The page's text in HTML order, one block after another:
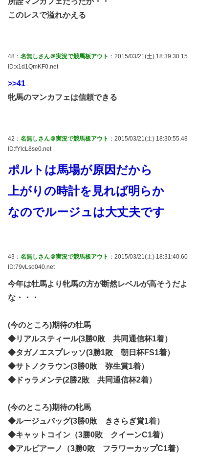
このレスで溢れかえる
48： 名無しさん＠実況で競馬板アウト ：2015/03/21(土) 18:39:30.15
ID:x1d1QmKF0.net
>>41
牝馬のマンカフェは信頼できる
42： 名無しさん＠実況で競馬板アウト ：2015/03/21(土) 18:30:55.48
ID:fYlcL8se0.net
ポルトは馬場が原因だから
上がりの時計を見れば明らか
なのでルージュは大丈夫です
43： 名無しさん＠実況で競馬板アウト ：2015/03/21(土) 18:31:40.60
ID:79vLso040.net
今年は牡馬より牝馬の方が断然レベルが高そうだよ
な・・・
(今のところ)期待の牡馬
◆リアルスティール(3勝0敗 共同通信杯1着）
◆タガノエスプレッソ(3勝1敗 朝日杯FS1着）
◆サトノクラウン(3勝0敗 弥生賞1着）
◆ドゥラメンテ(2勝2敗 共同通信杯2着）
(今のところ)期待の牝馬
◆ルージュバッグ(3勝0敗 きさらぎ賞1着）
◆キャットコイン（3勝0敗 クイーンC1着）
◆アルビアーノ（3勝0敗 フラワーカップC1着）